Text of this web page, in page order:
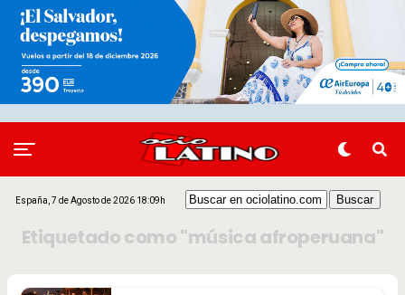
España, 7 de Agosto de 2026 18:09h
Etiquetado como "música afroperuana"